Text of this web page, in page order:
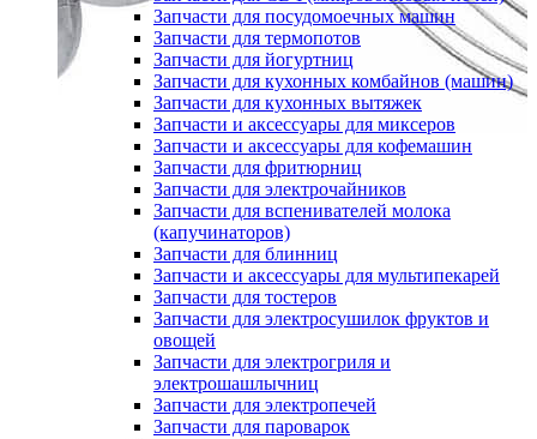
Запчасти для посудомоечных машин
Запчасти для термопотов
Запчасти для йогуртниц
Запчасти для кухонных комбайнов (машин)
Запчасти для кухонных вытяжек
Запчасти и аксессуары для миксеров
Запчасти и аксессуары для кофемашин
Запчасти для фритюрниц
Запчасти для электрочайников
Запчасти для вспенивателей молока
(капучинаторов)
Запчасти для блинниц
Запчасти и аксессуары для мультипекарей
Запчасти для тостеров
Запчасти для электросушилок фруктов и
овощей
Запчасти для электрогриля и
электрошашлычниц
Запчасти для электропечей
Запчасти для пароварок